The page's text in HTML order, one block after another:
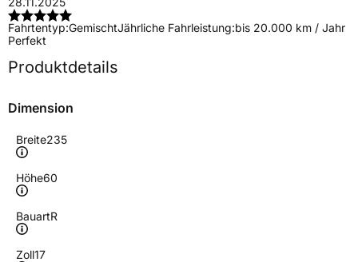
Fahrtentyp:GemischtJährliche Fahrleistung:bis 20.000 km / Jahr
Perfekt
Produktdetails
Dimension
Breite235
Höhe60
BauartR
Zoll17